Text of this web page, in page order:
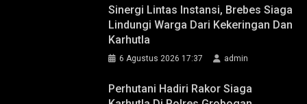
Sinergi Lintas Instansi, Brebes Siaga
Lindungi Warga Dari Kekeringan Dan
Karhutla
6 Agustus 2026 17:37 admin
Perhutani Hadiri Rakor Siaga